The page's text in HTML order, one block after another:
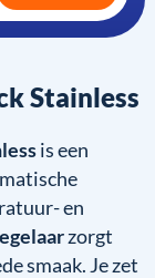
Stainless
is een
en
zorgt
smaak. Je zet